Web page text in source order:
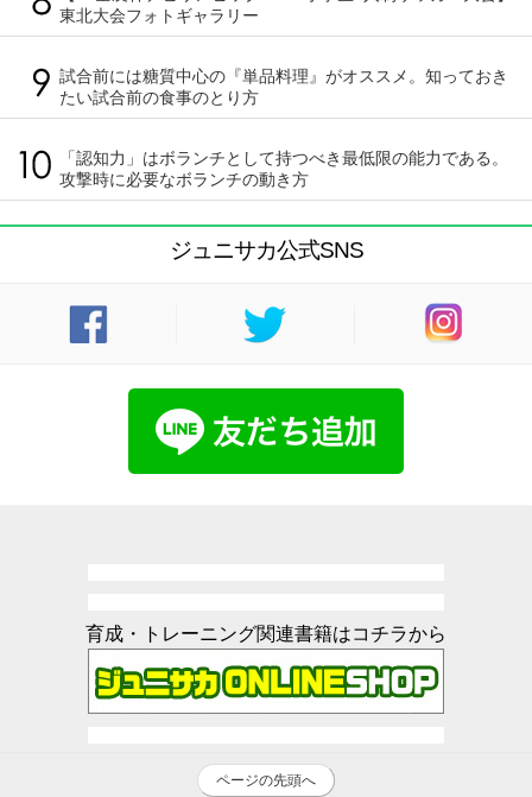
東北大会フォトギャラリー
試合前には糖質中心の『単品料理』がオススメ。知っておき
たい試合前の食事のとり方
「認知力」はボランチとして持つべき最低限の能力である。
攻撃時に必要なボランチの動き方
ジュニサカ公式SNS
育成・トレーニング関連書籍はコチラから
ページの先頭へ